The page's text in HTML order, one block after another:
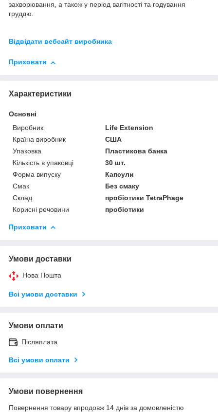
захворювання, а також у період вагітності та годування
груддю.
Відвідати вебсайт виробника
Приховати
Характеристики
Основні
Виробник
Life Extension
Країна виробник
США
Упаковка
Пластикова банка
Кількість в упаковці
30 шт.
Форма випуску
Капсули
Смак
Без смаку
Склад
пробіотики TetraPhage
Корисні речовини
пробіотики
Приховати
Умови доставки
Нова Пошта
Всі умови доставки
Умови оплати
Післяплата
Всі умови оплати
Умови повернення
Повернення товару впродовж 14 днів за домовленістю